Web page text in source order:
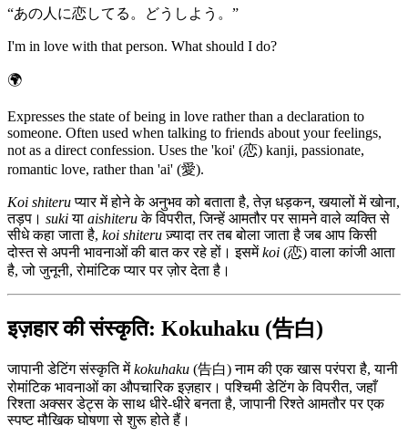
“あの人に恋してる。どうしよう。 ”
I'm in love with that person. What should I do?
🌍
Expresses the state of being in love rather than a declaration to
someone. Often used when talking to friends about your feelings,
not as a direct confession. Uses the 'koi' (恋) kanji, passionate,
romantic love, rather than 'ai' (愛).
Koi shiteruप्यार में होने के अनुभव को बताता है, तेज़ धड़कन, खयालों में खोना,
तड़प। sukiया aishiteruके विपरीत, जिन्हें आमतौर पर सामने वाले व्यक्ति से
सीधे कहा जाता है, koi shiteruज़्यादा तर तब बोला जाता है जब आप किसी
दोस्त से अपनी भावनाओं की बात कर रहे हों। इसमेंkoi (恋) वाला कांजी आता
है, जो जुनूनी, रोमांटिक प्यार पर ज़ोर देता है।
इज़हार की संस्कृति: Kokuhaku (告白)
जापानी डेटिंग संस्कृति मेंkokuhaku (告白) नाम की एक खास परंपरा है, यानी
रोमांटिक भावनाओं का औपचारिक इज़हार। पश्चिमी डेटिंग के विपरीत, जहाँ
रिश्ता अक्सर डेट्स के साथ धीरे-धीरे बनता है, जापानी रिश्ते आमतौर पर एक
स्पष्ट मौखिक घोषणा से शुरू होते हैं।